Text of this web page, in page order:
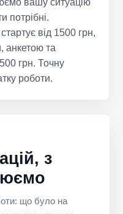
потрібні.
від 1500 грн,
анкетою та
грн. Точну
роботи.
з
що було на